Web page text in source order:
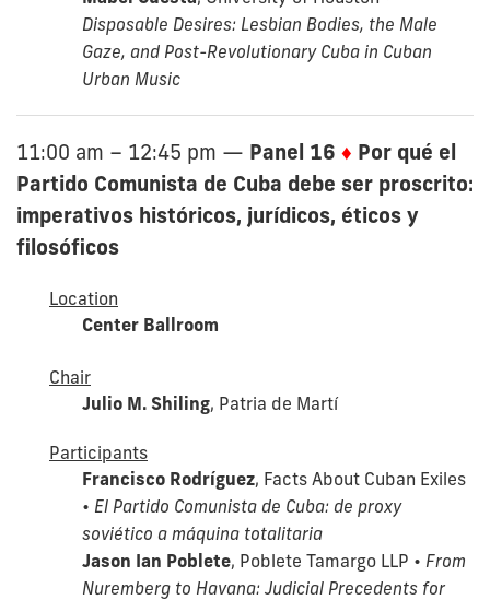
Disposable Desires: Lesbian Bodies, the Male
Gaze, and Post-Revolutionary Cuba in Cuban
Urban Music
11:00 am – 12:45 pm — Panel 16 ♦ Por qué el
Partido Comunista de Cuba debe ser proscrito:
imperativos históricos, jurídicos, éticos y
filosóficos
Location
Center Ballroom
Chair
Julio M. Shiling, Patria de Martí
Participants
Francisco Rodríguez, Facts About Cuban Exiles
• El Partido Comunista de Cuba: de proxy
soviético a máquina totalitaria
Jason Ian Poblete, Poblete Tamargo LLP • From
Nuremberg to Havana: Judicial Precedents for